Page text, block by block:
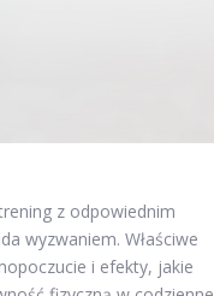
z odpowiednim
wyzwaniem. Właściwe
i efekty, jakie